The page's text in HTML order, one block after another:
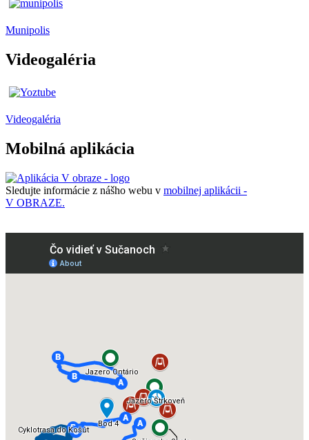
Munipolis
Videogaléria
Videogaléria
Mobilná aplikácia
Sledujte informácie z nášho webu v mobilnej aplikácii -
V OBRAZE.